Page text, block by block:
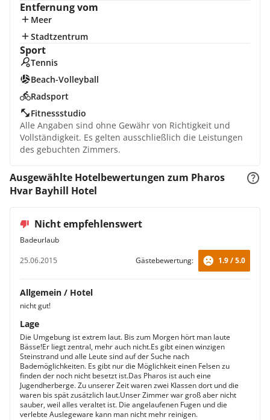
Entfernung vom
Meer
Stadtzentrum
Sport
Tennis
Beach-Volleyball
Radsport
Fitnessstudio
Alle Angaben sind ohne Gewähr von Richtigkeit und
Vollständigkeit. Es gelten ausschließlich die Leistungen
des gebuchten Zimmers.
Ausgewählte Hotelbewertungen zum Pharos
Hvar Bayhill Hotel
Nicht empfehlenswert
Badeurlaub
25.06.2015
Gästebewertung: 1.9 / 5.0
Allgemein / Hotel
nicht gut!
Lage
Die Umgebung ist extrem laut. Bis zum Morgen hört man laute
Bässe!Er liegt zentral, mehr auch nicht.Es gibt einen winzigen
Steinstrand und alle Leute sind auf der Suche nach
Bademöglichkeiten. Es gibt nur die Möglichkeit einen Felsen zu
finden der noch nicht besetzt ist.Das Pharos ist auch eine
Jugendherberge. Zu unserer Zeit waren zwei Klassen dort und die
waren bis spät zusätzlich laut.Unser Zimmer war groß aber nicht
sauber, weil alles veraltet ist. Die angelaufenen Fugen und die
verlebte Auslegeware kann man nicht mehr reinigen.